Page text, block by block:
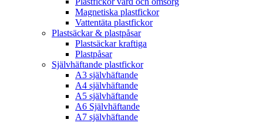
Magnetiska plastfickor
Vattentäta plastfickor
Plastsäckar & plastpåsar
Plastsäckar kraftiga
Plastpåsar
Självhäftande plastfickor
A3 självhäftande
A4 självhäftande
A5 självhäftande
A6 Självhäftande
A7 självhäftande